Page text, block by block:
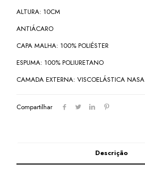
ALTURA: 10CM
ANTIÁCARO
CAPA MALHA: 100% POLIÉSTER
ESPUMA: 100% POLIURETANO
CAMADA EXTERNA: VISCOELÁSTICA NASA
Compartilhar
Descrição